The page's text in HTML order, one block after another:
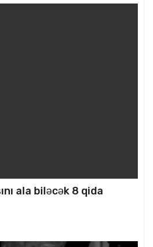
ala biləcək 8 qida